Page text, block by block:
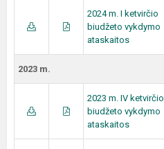
2024 m. I ketvirčio
biudžeto vykdymo
ataskaitos
2023 m.
2023 m. IV ketvirčio
biudžeto vykdymo
ataskaitos